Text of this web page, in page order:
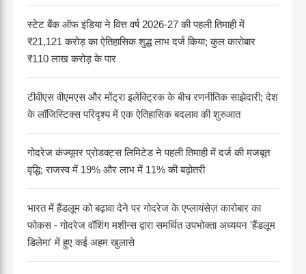
स्टेट बैंक ऑफ इंडिया ने वित्त वर्ष 2026-27 की पहली तिमाही में
₹21,121 करोड़ का ऐतिहासिक शुद्ध लाभ दर्ज किया; कुल कारोबार
₹110 लाख करोड़ के पार
टीवीएस वीएमएस और मोंट्रा इलेक्ट्रिक के बीच रणनीतिक साझेदारी; देश
के लॉजिस्टिक्स परिदृश्य में एक ऐतिहासिक बदलाव की शुरुआत
गोदरेज कंज्यूमर प्रोडक्ट्स लिमिटेड ने पहली तिमाही में दर्ज की मजबूत
वृद्धि; राजस्व में 19% और लाभ में 11% की बढ़ोतरी
भारत में हैंडलूम को बढ़ावा देने पर गोदरेज के एप्लायंसेज़ कारोबार का
फोकस - गोदरेज वॉशिंग मशीन्स द्वारा समर्थित उपभोक्ता अध्ययन 'हैंडलूम
डिलेमा' में हुए कई अहम खुलासे